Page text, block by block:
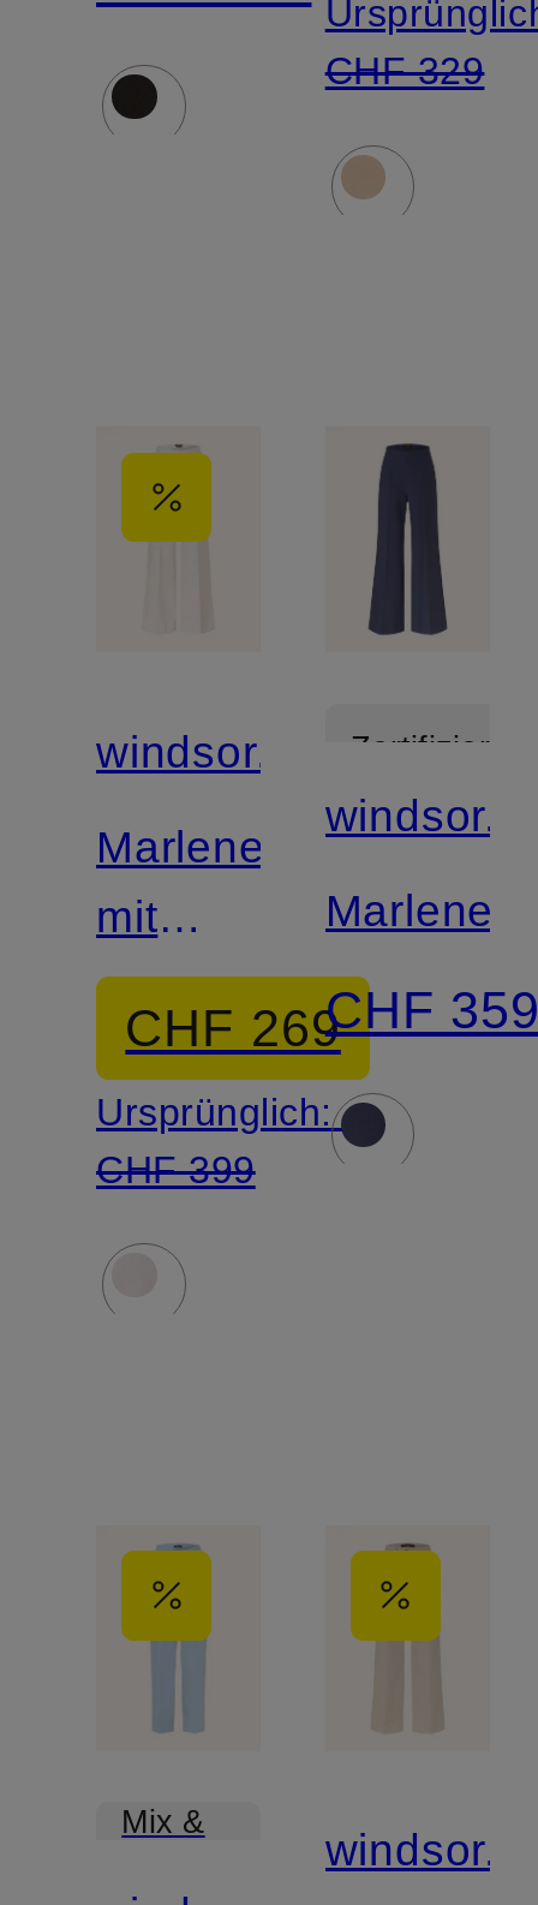
CHF 329
windsor.
Marlenehose
mit
Leinen
CHF 269
Ursprünglich:
CHF 399
Zertifiziert
Mix &
Match
windsor.
CHF
Mix &
windsor.